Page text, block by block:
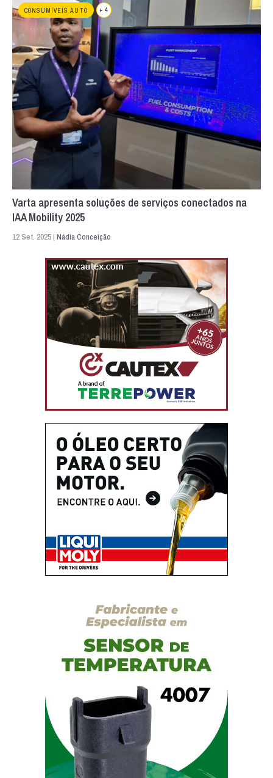
CONSUMÍVEIS AUTO + 4
Varta apresenta soluções de serviços conectados na
IAA Mobility 2025
12 Set. 2025 | Nádia Conceição